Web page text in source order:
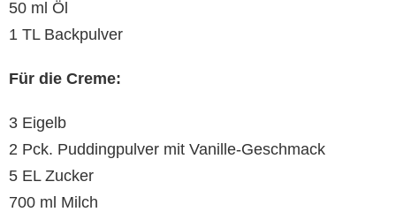
50 ml Öl
1 TL Backpulver
Für die Creme:
3 Eigelb
2 Pck. Puddingpulver mit Vanille-Geschmack
5 EL Zucker
700 ml Milch